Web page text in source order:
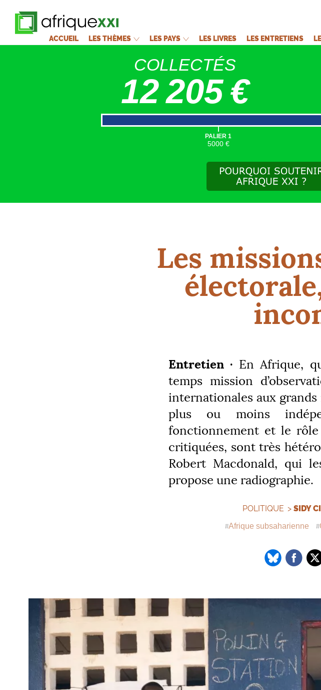
ACCUEIL LES THÈMES LES PAYS LES LIVRES LES ENTRETIENS
COLLECTÉS
12 205 €
|
PALIER 1
5000 €
Les
Entretien · En Afrique,
temps mission
internationales aux
plus ou moins
fonctionnement et le
critiquées, sont très
Robert Macdonald, qui
propose une radiographie.
POLITIQUE > SIDY
Afrique subsaharienne